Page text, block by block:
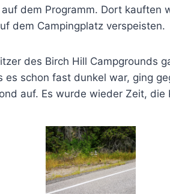
dem Programm. Dort kauften
dem Campingplatz verspeisten.
des Birch Hill Campgrounds
es schon fast dunkel war, ging
auf. Es wurde wieder Zeit, die